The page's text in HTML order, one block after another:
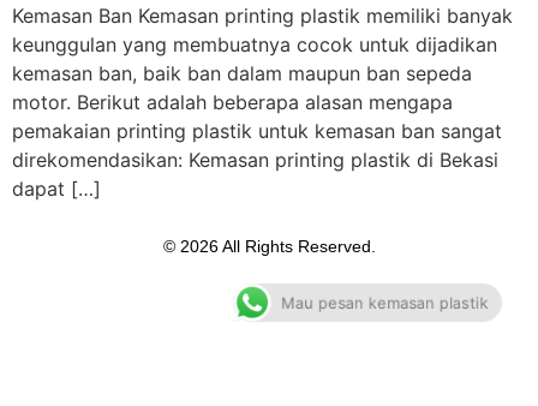
Kemasan Ban Kemasan printing plastik memiliki banyak
keunggulan yang membuatnya cocok untuk dijadikan
kemasan ban, baik ban dalam maupun ban sepeda
motor. Berikut adalah beberapa alasan mengapa
pemakaian printing plastik untuk kemasan ban sangat
direkomendasikan: Kemasan printing plastik di Bekasi
dapat […]
© 2026 All Rights Reserved.
Mau pesan kemasan plastik